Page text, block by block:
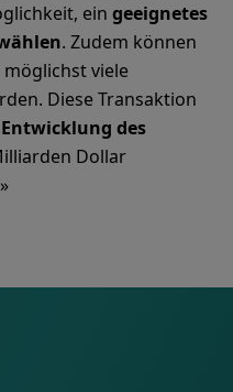
ein geeignetes
. Zudem können
viele
Diese Transaktion
des
Dollar